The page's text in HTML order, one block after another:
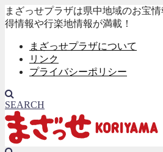
まざっせプラザは県中地域のお宝
得情報や行楽地情報が満載！
まざっせプラザについて
リンク
プライバシーポリシー
SEARCH